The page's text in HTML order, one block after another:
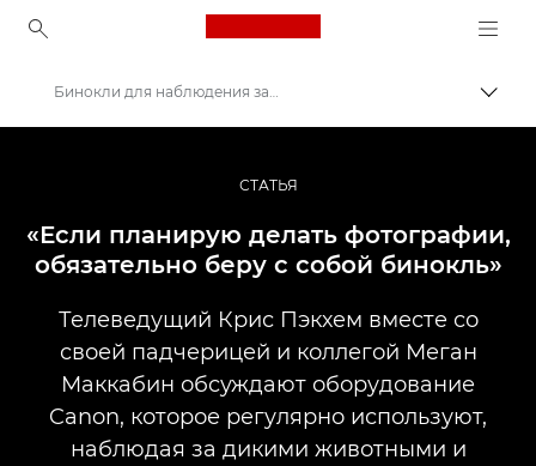
Canon Logo, back to
Профессиональная фото- и видеосъемка
Истории
Бинокли для наблюдения за дикой природой
СТАТЬЯ
«Если планирую делать фотографии,
обязательно беру с собой бинокль»
Телеведущий Крис Пэкхем вместе со
своей падчерицей и коллегой Меган
Маккабин обсуждают оборудование
Canon, которое регулярно используют,
наблюдая за дикими животными и